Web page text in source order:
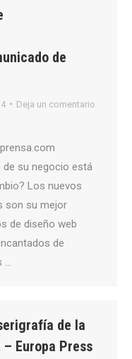
de
Deja un comentario
de su negocio está
Los nuevos
son su mejor
de diseño web
de
…
de la
Europa Press